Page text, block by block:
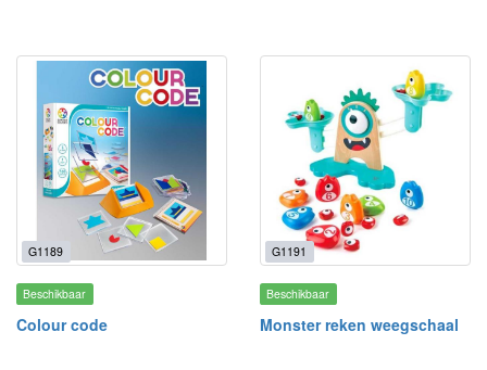
G1189
Beschikbaar
Colour code
G1191
Beschikbaar
Monster reken weegschaal